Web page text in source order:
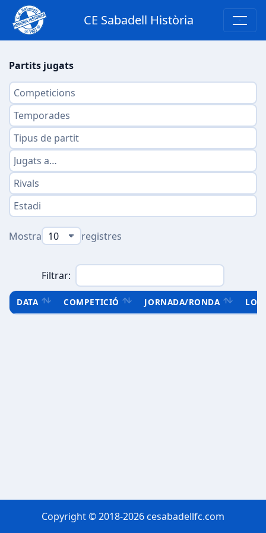
CE Sabadell Història
Partits jugats
Mostra registres
Filtrar:
DATA COMPETICIÓ JORNADA/RONDA
Copyright © 2018-2026 cesabadellfc.com